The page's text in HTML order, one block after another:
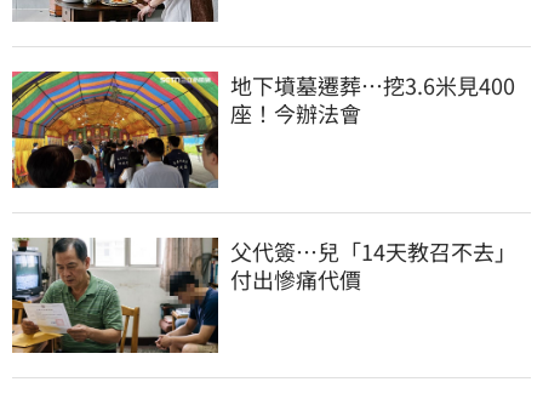
地下墳墓遷葬…挖3.6米見400
座！今辦法會
父代簽…兒「14天教召不去」
付出慘痛代價